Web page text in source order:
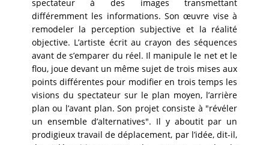
spectateur à des images transmettant
différemment les informations. Son œuvre vise à
remodeler la perception subjective et la réalité
objective. L’artiste écrit au crayon des séquences
avant de s’emparer du réel. Il manipule le net et le
flou, joue devant un même sujet de trois mises aux
points différentes pour modifier en trois temps les
visions du spectateur sur le plan moyen, l’arrière
plan ou l’avant plan. Son projet consiste à "révéler
un ensemble d’alternatives". Il y aboutit par un
prodigieux travail de déplacement, par l’idée, dit-il,